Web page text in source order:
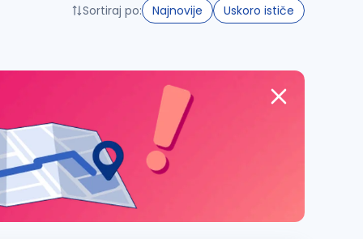
Sortiraj po: Najnovije Uskoro ističe